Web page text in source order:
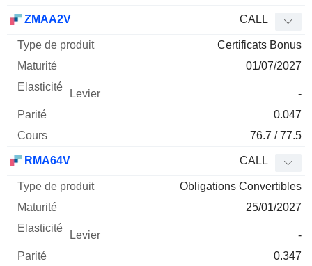
ZMAA2V CALL
Certificats Bonus
01/07/2027
-
0.047
76.7 / 77.5
RMA64V CALL
Obligations Convertibles
25/01/2027
-
0.347